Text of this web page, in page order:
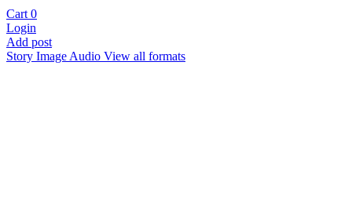
Cart 0
Login
Add post
Story Image Audio View all formats